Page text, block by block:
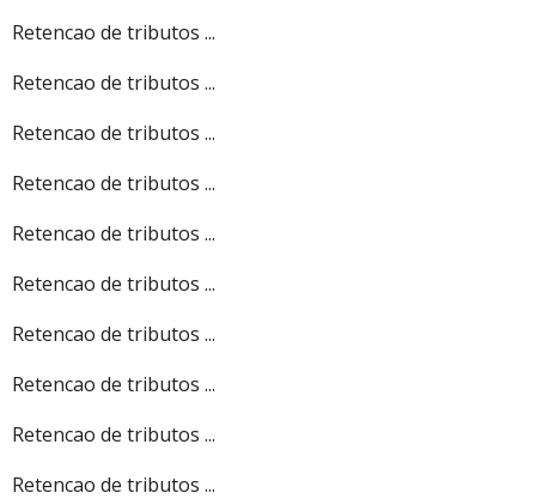
Retencao de tributos ...
Retencao de tributos ...
Retencao de tributos ...
Retencao de tributos ...
Retencao de tributos ...
Retencao de tributos ...
Retencao de tributos ...
Retencao de tributos ...
Retencao de tributos ...
Retencao de tributos ...